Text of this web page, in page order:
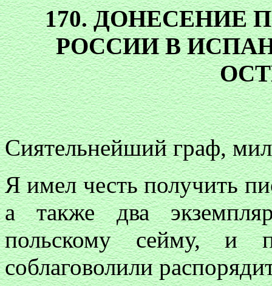
170. ДОНЕСЕНИЕ
РОССИИ В
Сиятельнейший граф,
Я имел честь получить
а также два
польскому сейму, и
соблаговолили